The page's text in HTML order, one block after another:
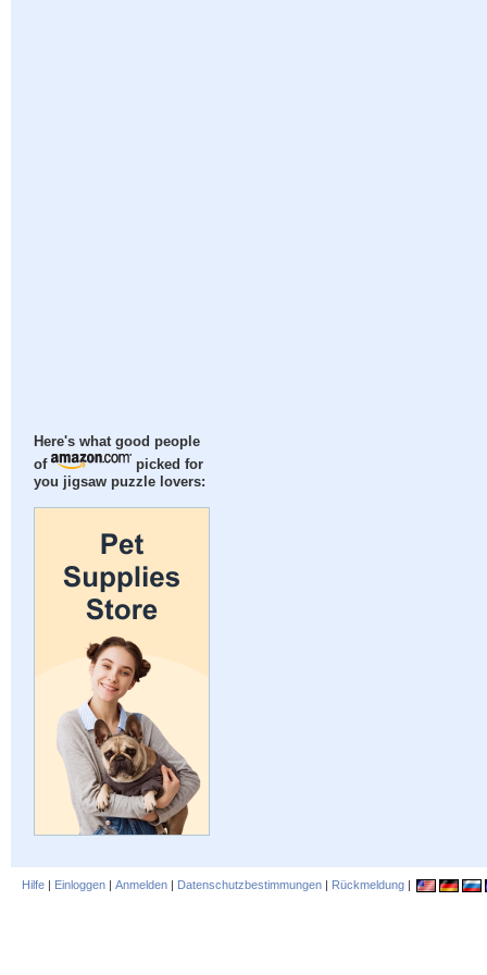
Here's what good people
of
picked for
you jigsaw puzzle lovers:
Hilfe | Einloggen | Anmelden | Datenschutzbestimmungen | Rückmeldung |